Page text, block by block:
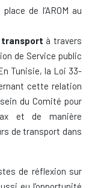
de l’AROM au
transport à travers
de Service public
Tunisie, la Loi 33-
cette relation
du Comité pour
et de manière
de transport dans
de réflexion sur